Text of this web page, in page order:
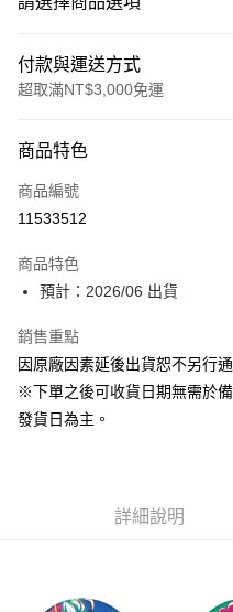
付款與運送方式
超取滿NT$3,000免運
信用卡一次付款
超商取貨付款
大哥付你分期
【大哥付你分期使用說明】
1.本服務由台灣大哥大提供，台灣
流程，驗證手機門號後，選擇欲分
成交易。
【繳款方式說明】
帳／街口支付／iPASS MONEY」
ATM付款
運送方式
預購-付款後全家取貨(舊)
商品特色
商品編號
11533512
商品特色
預計：2026/06 出貨
銷售重點
因原廠因素延後出貨恕不另行
※下單之後可收貨日期無需於
發貨日為主。
詳細說明